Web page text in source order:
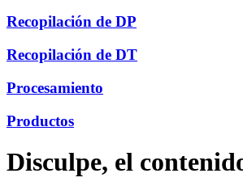
Recopilación de DP
Recopilación de DT
Procesamiento
Productos
Disculpe, el